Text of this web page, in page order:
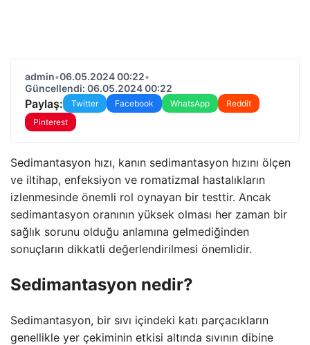
admin•06.05.2024 00:22•
Güncellendi: 06.05.2024 00:22
Paylaş: Twitter Facebook WhatsApp
Reddit
Pinterest
Sedimantasyon hızı, kanın sedimantasyon hızını ölçen
ve iltihap, enfeksiyon ve romatizmal hastalıkların
izlenmesinde önemli rol oynayan bir testtir. Ancak
sedimantasyon oranının yüksek olması her zaman bir
sağlık sorunu olduğu anlamına gelmediğinden
sonuçların dikkatli değerlendirilmesi önemlidir.
Sedimantasyon nedir?
Sedimantasyon, bir sıvı içindeki katı parçacıkların
genellikle yer çekiminin etkisi altında sıvının dibine